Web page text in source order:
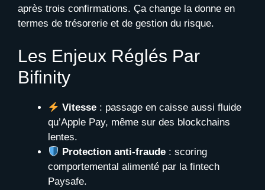
après trois confirmations. Ça change la donne en
termes de trésorerie et de gestion du risque.
Les Enjeux Réglés Par
Bifinity
Vitesse : passage en caisse aussi fluide
qu’Apple Pay, même sur des blockchains
lentes.
Protection anti-fraude : scoring
comportemental alimenté par la fintech
Paysafe.